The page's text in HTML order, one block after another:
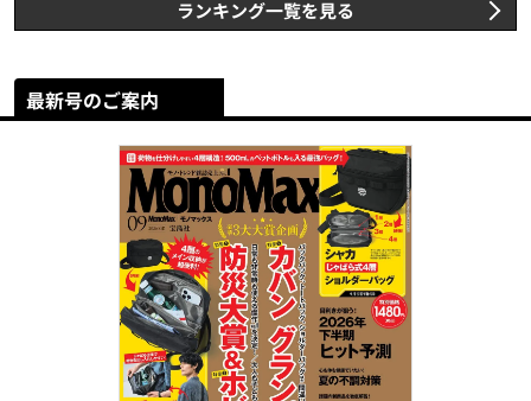
ランキング一覧を見る
最新号のご案内